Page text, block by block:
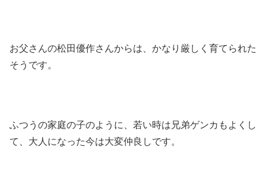
お父さんの松田優作さんからは、かなり厳しく育てられた
そうです。
ふつうの家庭の子のように、若い時は兄弟ゲンカもよくし
て、大人になった今は大変仲良しです。